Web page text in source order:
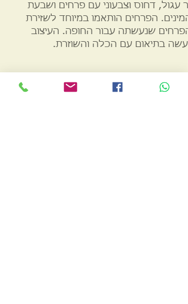
זר עגול, דחוס וצבעוני עם פרחים ושבעת
המינים. הפרחים הותאמו במיוחד לשזירת
הפרחים שנעשתה עבור החופה. העיצוב
נעשה בתיאום עם הכלה והשוזרת.